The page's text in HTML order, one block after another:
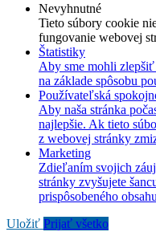
Nevyhnutné
Tieto súbory cookie
fungovanie webovej
Štatistiky
Aby sme mohli
na základe spôsobu
Používateľská
Aby naša stránka
najlepšie. Ak tieto
z webovej stránky
Marketing
Zdieľaním svojich
stránky zvyšujete
prispôsobeného
Uložiť Prijať všetko